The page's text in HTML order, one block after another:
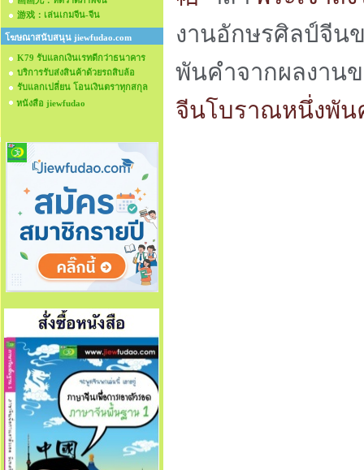
游戏：เล่นเกมจีน-จีน
โฆษณาสนับสนุน jiewfudao.com
K79 รับแลกเงินเรทดีกว่าธนาคาร
บริการรับส่งสินค้าด้วยรถสิบล้อ
รับแลกเปลี่ยน โอนเงินตราทุกสกุล
หนังสือ jiewfudao
งานอักษรศิลป์จีน
พันคำจากผลงานข
จีนโบราณหนึ่งพัน